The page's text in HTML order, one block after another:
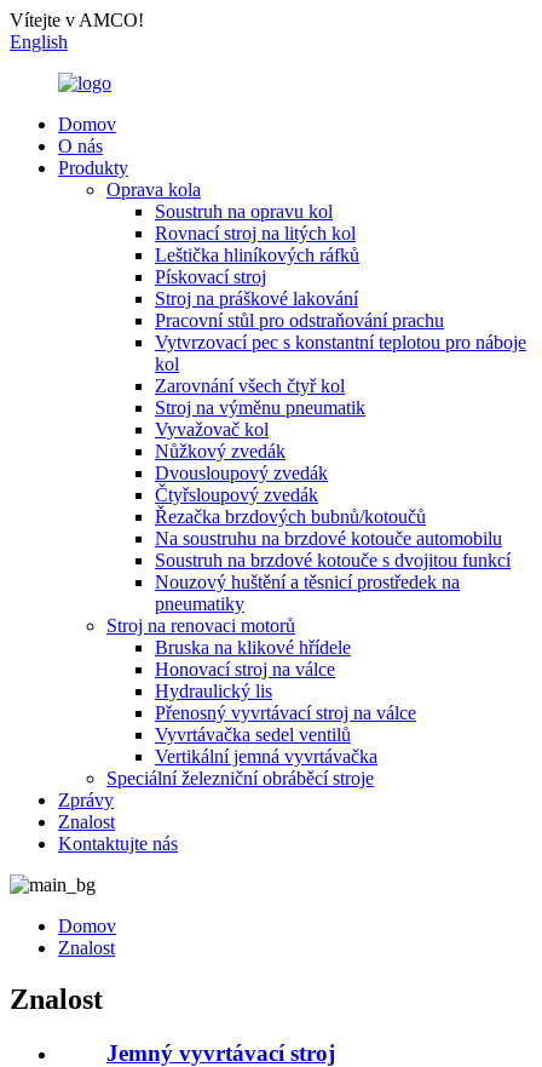
Vítejte v AMCO!
English
Domov
O nás
Produkty
Oprava kola
Soustruh na opravu kol
Rovnací stroj na litých kol
Leštička hliníkových ráfků
Pískovací stroj
Stroj na práškové lakování
Pracovní stůl pro odstraňování prachu
Vytvrzovací pec s konstantní teplotou pro náboje
kol
Zarovnání všech čtyř kol
Stroj na výměnu pneumatik
Vyvažovač kol
Nůžkový zvedák
Dvousloupový zvedák
Čtyřsloupový zvedák
Řezačka brzdových bubnů/kotoučů
Na soustruhu na brzdové kotouče automobilu
Soustruh na brzdové kotouče s dvojitou funkcí
Nouzový huštění a těsnicí prostředek na
pneumatiky
Stroj na renovaci motorů
Bruska na klikové hřídele
Honovací stroj na válce
Hydraulický lis
Přenosný vyvrtávací stroj na válce
Vyvrtávačka sedel ventilů
Vertikální jemná vyvrtávačka
Speciální železniční obráběcí stroje
Zprávy
Znalost
Kontaktujte nás
Domov
Znalost
Znalost
Jemný vyvrtávací stroj